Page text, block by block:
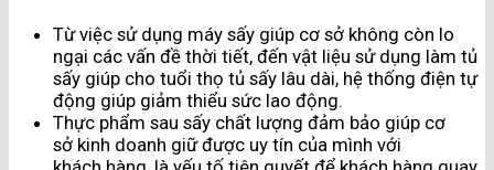
Từ việc sử dụng máy sấy giúp cơ sở không còn lo
ngại các vấn đề thời tiết, đến vật liệu sử dụng làm tủ
sấy giúp cho tuổi thọ tủ sấy lâu dài, hệ thống điện tự
động giúp giảm thiểu sức lao động.
Thực phẩm sau sấy chất lượng đảm bảo giúp cơ
sở kinh doanh giữ được uy tín của mình với